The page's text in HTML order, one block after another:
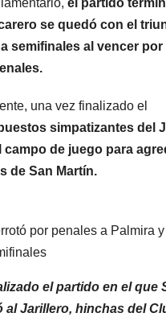
el partido
se quedó con el
semifinales al vencer por
una vez finalizado el
simpatizantes del
campo de juego para
de San Martín.
por penales a Palmira y
el partido en el que
al Jarillero, hinchas del